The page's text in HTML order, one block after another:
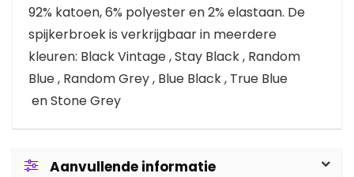
92% katoen, 6% polyester en 2% elastaan. De
spijkerbroek is verkrijgbaar in meerdere
kleuren: Black Vintage , Stay Black , Random
Blue , Random Grey , Blue Black , True Blue
en Stone Grey
Aanvullende informatie